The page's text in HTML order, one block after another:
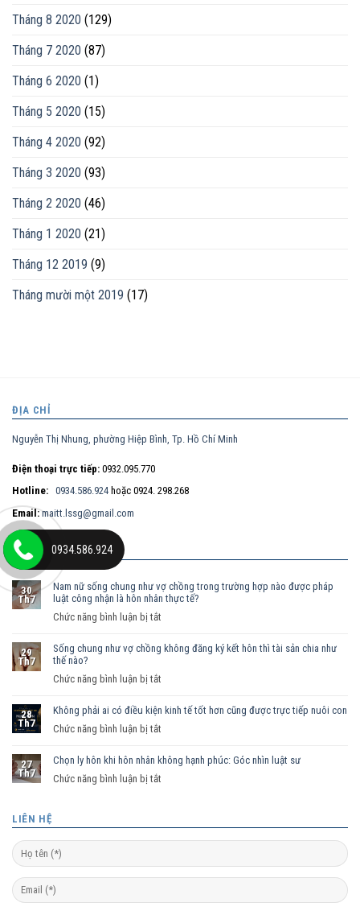
Tháng 8 2020 (129)
Tháng 7 2020 (87)
Tháng 6 2020 (1)
Tháng 5 2020 (15)
Tháng 4 2020 (92)
Tháng 3 2020 (93)
Tháng 2 2020 (46)
Tháng 1 2020 (21)
Tháng 12 2019 (9)
Tháng mười một 2019 (17)
ĐỊA CHỈ
Nguyễn Thị Nhung, phường Hiệp Bình, Tp. Hồ Chí Minh
Điện thoại trực tiếp: 0932.095.770
Hotline: 0934.586.924 hoặc 0924. 298.268
Email: maitt.lssg@gmail.com
BÀI VIẾT MỚI
30
Th7
Nam nữ sống chung như vợ chồng trong trường hợp nào được pháp
luật công nhận là hôn nhân thực tế?
Chức năng bình luận bị tắt
nữ
vợ
trường
pháp
luật
hôn
29
Th7
Sống chung như vợ chồng không đăng ký kết hôn thì tài sản chia như
thế nào?
Chức năng bình luận bị tắt
chung
chồng
hôn
chia
28
Th7
Không phải ai có điều kiện kinh tế tốt hơn cũng được trực tiếp nuôi con
Chức năng bình luận bị tắt
phải
kiện
kinh
cũng
27
Th7
Chọn ly hôn khi hôn nhân không hạnh phúc: Góc nhìn luật sư
Chức năng bình luận bị tắt
hôn
khi
nhân
hạnh
LIÊN HỆ
0934.586.924